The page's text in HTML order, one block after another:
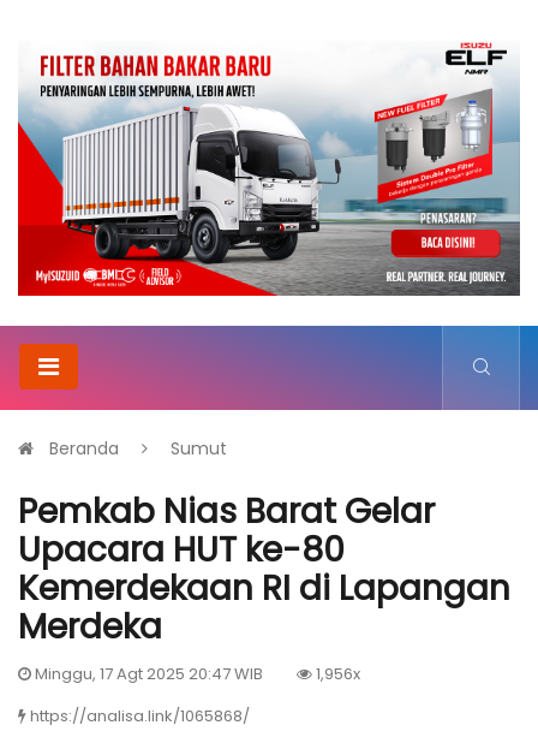
Beranda Sumut
Pemkab Nias Barat Gelar
Upacara HUT ke-80
Kemerdekaan RI di Lapangan
Merdeka
Minggu, 17 Agt 2025 20:47 WIB
1,956x
https://analisa.link/1065868/